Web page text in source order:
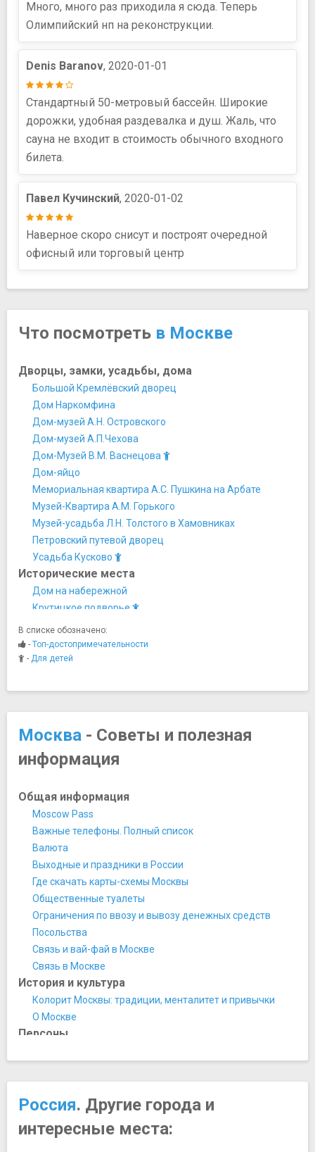
Много, много раз приходила я сюда. Теперь
Олимпийский нп на реконструкции.
Denis Baranov, 2020-01-01
Стандартный 50-метровый бассейн. Широкие
дорожки, удобная раздевалка и душ. Жаль, что
сауна не входит в стоимость обычного входного
билета.
Павел Кучинский, 2020-01-02
Наверное скоро снисут и построят очередной
офисный или торговый центр
Что посмотреть в Москве
Дворцы, замки, усадьбы, дома
Большой Кремлёвский дворец
Дом Наркомфина
Дом-музей А.Н. Островского
Дом-музей А.П.Чехова
Дом-Музей В.М. Васнецова
Дом-яйцо
Мемориальная квартира А.С. Пушкина на Арбате
Музей-Квартира А.М. Горького
Музей-усадьба Л.Н. Толстого в Хамовниках
Петровский путевой дворец
Усадьба Кусково
Исторические места
Дом на набережной
Крутицкое подворье
Мавзолей Ленина
Марфо-Мариинская обитель
Московский государственный университет имени
Палаты бояр Романовых
Большой Москворецкий мост
Лужков мост
Алмазный фонд
Галерея искусства стран Европы и Америки XIX-XX
веков
Галерея на Солянке (Solyanka VPA)
Государственная Третьяковская галерея
Государственный Геологический музей им. В.И.
Вернадского
Государственный Дарвиновский музей
Государственный исторический музей
Государственный музей А.С. Пушкина
Государственный музей В.В. Маяковского
Государственный музей Востока
Государственный музей изобразительных искусств им.
А.С. Пушкина
Государственный музей истории ГУЛАГа
Государственный музей обороны Москвы
Государственный центральный музей музыкальной
культуры им. М.И.Глинки
Государственный центральный музей современной
истории России
В списке обозначено:
- Топ-достопримечательности
- Для детей
Москва - Советы и полезная
информация
Общая информация
Moscow Pass
Важные телефоны. Полный список
Валюта
Выходные и праздники в России
Где скачать карты-схемы Москвы
Общественные туалеты
Ограничения по ввозу и вывозу денежных средств
Посольства
Связь и вай-фай в Москве
​Связь в Москве
История и культура
Колорит Москвы: традиции, менталитет и привычки
О Москве
Персоны
Петр I Великий
Юрий Долгорукий
Развлечения и отдых
Отдых в Москве: зимние развлечения
Россия. Другие города и
интересные места: